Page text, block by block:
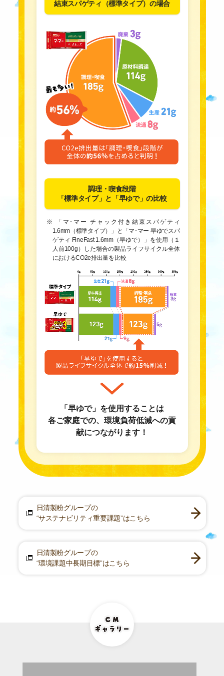
結束スパゲティ（標準タイプ）の場合
調理・喫食段階
「標準タイプ」と「早ゆで」の比較
「マ･マー チャック付き結束スパゲティ
1.6mm（標準タイプ）」と「マ･マー 早ゆでスパ
ゲティ FineFast 1.6mm（早ゆで）」を使用（１
人前100g）した場合の製品ライフサイクル全体
におけるCO2e排出量を比較
「早ゆで」を使用することは
各ご家庭での、環境負荷低減への貢
献につながります！
日清製粉グループの
“サステナビリティ重要課題”はこちら
日清製粉グループの
“環境課題中長期目標”はこちら